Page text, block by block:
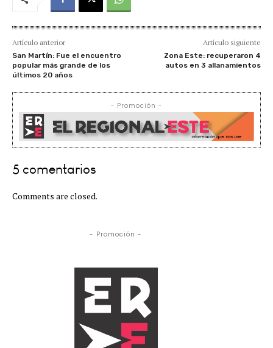
Artículo anterior
San Martín: Fue el encuentro
popular más grande de los
últimos 20 años
Artículo siguiente
Zona Este: recuperaron 4
autos en 3 allanamientos
- Promoción -
5 comentarios
Comments are closed.
- Promoción -